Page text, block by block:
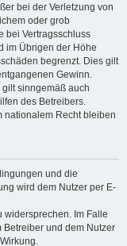
bei der Verletzung von
oder grob
bei Vertragsschluss
im Übrigen der Höhe
begrenzt. Dies gilt
Gewinn.
sinngemäß auch
des Betreibers.
nationalem Recht bleiben
und die
wird dem Nutzer per E-
widersprechen. Im Falle
und dem Nutzer